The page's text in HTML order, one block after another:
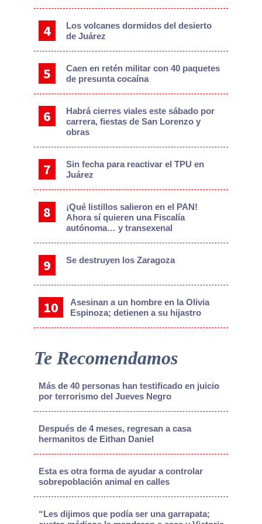
Los volcanes dormidos del desierto
de Juárez
Caen en retén militar con 40 paquetes
de presunta cocaína
Habrá cierres viales este sábado por
carrera, fiestas de San Lorenzo y
obras
Sin fecha para reactivar el TPU en
Juárez
¡Qué listillos salieron en el PAN!
Ahora sí quieren una Fiscalía
autónoma… y transexenal
Se destruyen los Zaragoza
Asesinan a un hombre en la Olivia
Espinoza; detienen a su hijastro
Te Recomendamos
Más de 40 personas han testificado en juicio
por terrorismo del Jueves Negro
Después de 4 meses, regresan a casa
hermanitos de Eithan Daniel
Esta es otra forma de ayudar a controlar
sobrepoblación animal en calles
“Les dijimos que podía ser una garrapata;